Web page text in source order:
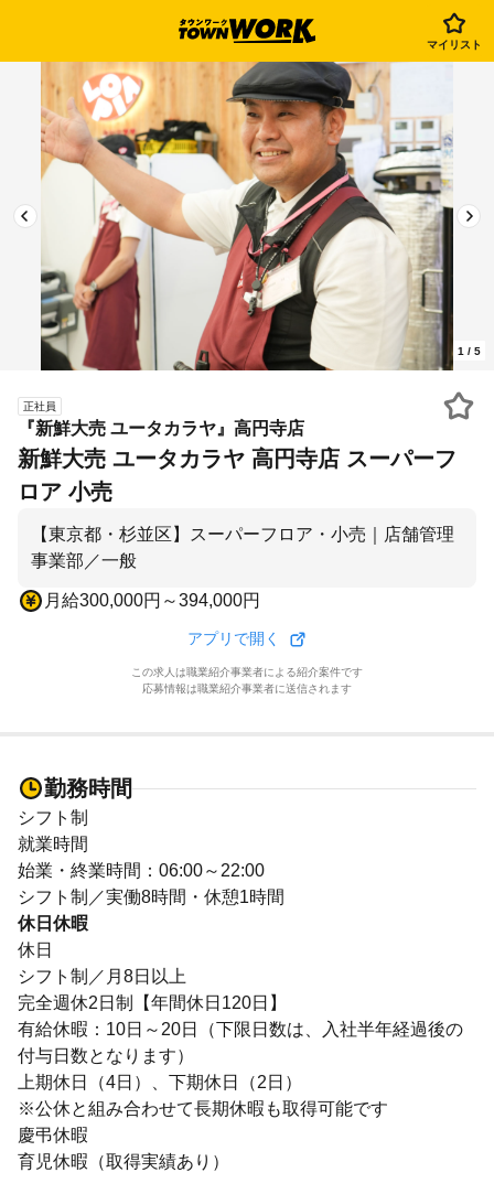
マイリスト
1 / 5
正社員
『新鮮大売 ユータカラヤ』高円寺店
新鮮大売 ユータカラヤ 高円寺店 スーパーフ
ロア 小売
【東京都・杉並区】スーパーフロア・小売｜店舗管理
事業部／一般
月給300,000円～394,000円
アプリで開く
この求人は職業紹介事業者による紹介案件です
応募情報は職業紹介事業者に送信されます
勤務時間
シフト制
就業時間
始業・終業時間：06:00～22:00
シフト制／実働8時間・休憩1時間
休日休暇
休日
シフト制／月8日以上
完全週休2日制【年間休日120日】
有給休暇：10日～20日（下限日数は、入社半年経過後の
付与日数となります）
上期休日（4日）、下期休日（2日）
※公休と組み合わせて長期休暇も取得可能です
慶弔休暇
育児休暇（取得実績あり）